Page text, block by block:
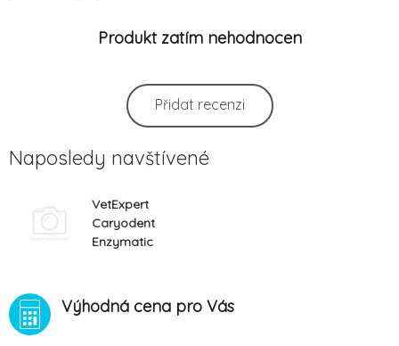
Produkt zatím nehodnocen
Přidat recenzi
Naposledy navštívené
VetExpert
Caryodent
Enzymatic
Výhodná cena pro Vás